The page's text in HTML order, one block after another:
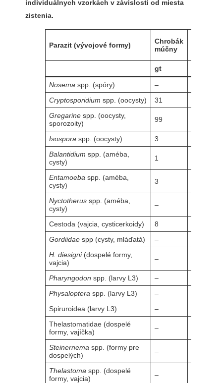
individuálnych vzorkách v závislosti od miesta
zistenia.
Parazit (vývojové formy)
Chrobák
múčny
gt
Nosema spp. (spóry) –
Cryptosporidium spp. (oocysty) 31
Gregarinespp. (oocysty,
sporozoity)
99
Isospora spp. (oocysty) 3
Balantidium spp. (améba,
cysty)
1
Entamoeba spp. (améba,
cysty)
3
Nyctotherusspp. (améba,
cysty)
–
Cestoda (vajcia, cysticerkoidy) 8
Gordiidaespp (cysty, mláďatá) –
H. diesigni(dospelé formy,
vajcia)
–
Pharyngodon spp. (larvy L3) –
Physaloptera spp. (larvy L3) –
Spiruroidea (larvy L3)
–
Thelastomatidae (dospelé
formy, vajíčka)
–
Steinernema spp. (formy pre
dospelých)
–
Thelastoma spp. (dospelé
formy, vajcia)
–